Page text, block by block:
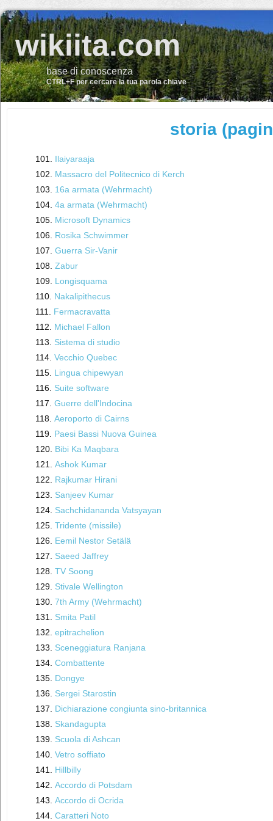
wikiita.com
base di conoscenza
CTRL+F per cercare la tua parola chiave
storia
Ilaiyaraaja
Massacro del Politecnico di Kerch
16a armata (Wehrmacht)
4a armata (Wehrmacht)
Microsoft Dynamics
Rosika Schwimmer
Guerra Sir-Vanir
Zabur
Longisquama
Nakalipithecus
Fermacravatta
Michael Fallon
Sistema di studio
Vecchio Quebec
Lingua chipewyan
Suite software
Guerre dell'Indocina
Aeroporto di Cairns
Paesi Bassi Nuova Guinea
Bibi Ka Maqbara
Ashok Kumar
Rajkumar Hirani
Sanjeev Kumar
Sachchidananda Vatsyayan
Tridente (missile)
Eemil Nestor Setälä
Saeed Jaffrey
TV Soong
Stivale Wellington
7th Army (Wehrmacht)
Smita Patil
epitrachelion
Sceneggiatura Ranjana
Combattente
Dongye
Sergei Starostin
Dichiarazione congiunta sino-britannica
Skandagupta
Scuola di Ashcan
Vetro soffiato
Hillbilly
Accordo di Potsdam
Accordo di Ocrida
Caratteri Noto